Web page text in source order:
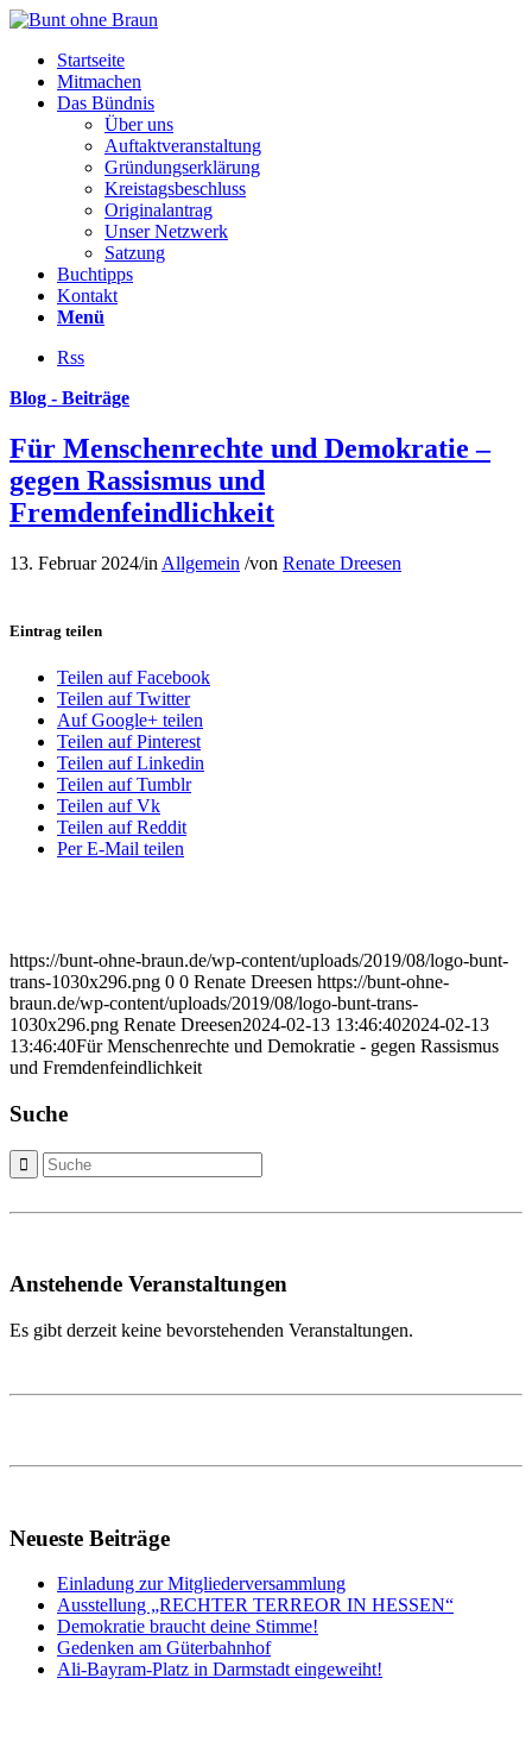
Startseite
Mitmachen
Das Bündnis
Über uns
Auftaktveranstaltung
Gründungserklärung
Kreistagsbeschluss
Originalantrag
Unser Netzwerk
Satzung
Buchtipps
Kontakt
Menü
Rss
Blog - Beiträge
Für Menschenrechte und Demokratie –
gegen Rassismus und
Fremdenfeindlichkeit
13. Februar 2024/in Allgemein /von Renate Dreesen
Eintrag teilen
Teilen auf Facebook
Teilen auf Twitter
Auf Google+ teilen
Teilen auf Pinterest
Teilen auf Linkedin
Teilen auf Tumblr
Teilen auf Vk
Teilen auf Reddit
Per E-Mail teilen
https://bunt-ohne-braun.de/wp-content/uploads/2019/08/logo-bunt-
trans-1030x296.png 0 0 Renate Dreesen https://bunt-ohne-
braun.de/wp-content/uploads/2019/08/logo-bunt-trans-
1030x296.png Renate Dreesen2024-02-13 13:46:402024-02-13
13:46:40Für Menschenrechte und Demokratie - gegen Rassismus
und Fremdenfeindlichkeit
Suche
Anstehende Veranstaltungen
Es gibt derzeit keine bevorstehenden Veranstaltungen.
Neueste Beiträge
Einladung zur Mitgliederversammlung
Ausstellung „RECHTER TERREOR IN HESSEN“
Demokratie braucht deine Stimme!
Gedenken am Güterbahnhof
Ali-Bayram-Platz in Darmstadt eingeweiht!